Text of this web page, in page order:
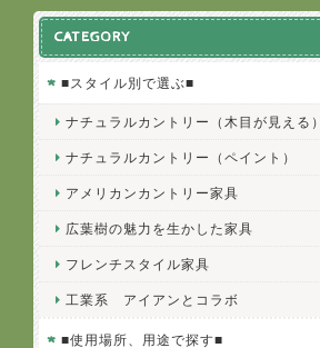
CATEGORY
■スタイル別で選ぶ■
ナチュラルカントリー（木目が見える）
ナチュラルカントリー（ペイント）
アメリカンカントリー家具
広葉樹の魅力を生かした家具
フレンチスタイル家具
工業系 アイアンとコラボ
■使用場所、用途で探す■